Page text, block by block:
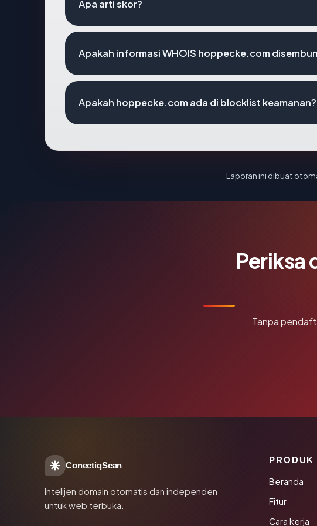
Apa arti skor?
Apakah informasi WHOIS hoppecke.com
Apakah hoppecke.com ada di blocklist keamanan?
Laporan ini dibuat
Periksa
Tanpa
ConectiqScan
Intelijen domain otomatis dan independen
untuk web terbuka.
PRODUK
Beranda
Fitur
Cara kerja